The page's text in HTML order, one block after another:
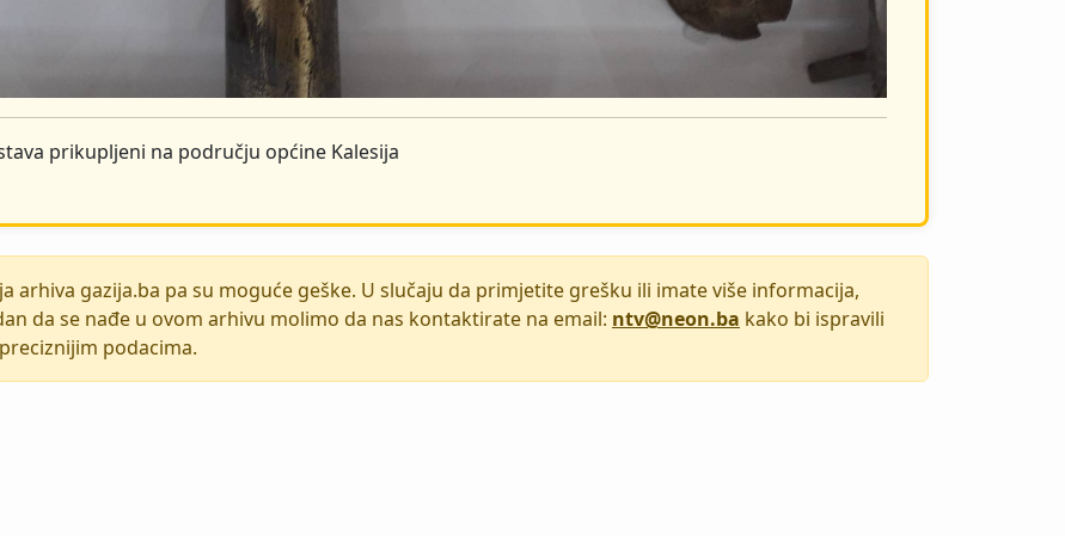
prikupljeni na području općine Kalesija
arhiva gazija.ba pa su moguće geške. U slučaju da primjetite grešku ili imate više informacija,
da se nađe u ovom arhivu molimo da nas kontaktirate na email: ntv@neon.ba kako bi ispravili
podacima.